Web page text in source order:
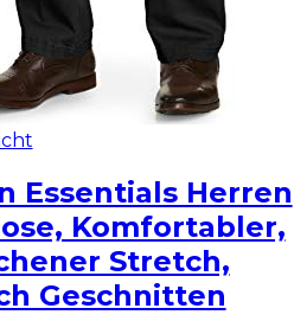
Essentials Herren
Komfortabler,
Stretch,
Geschnitten